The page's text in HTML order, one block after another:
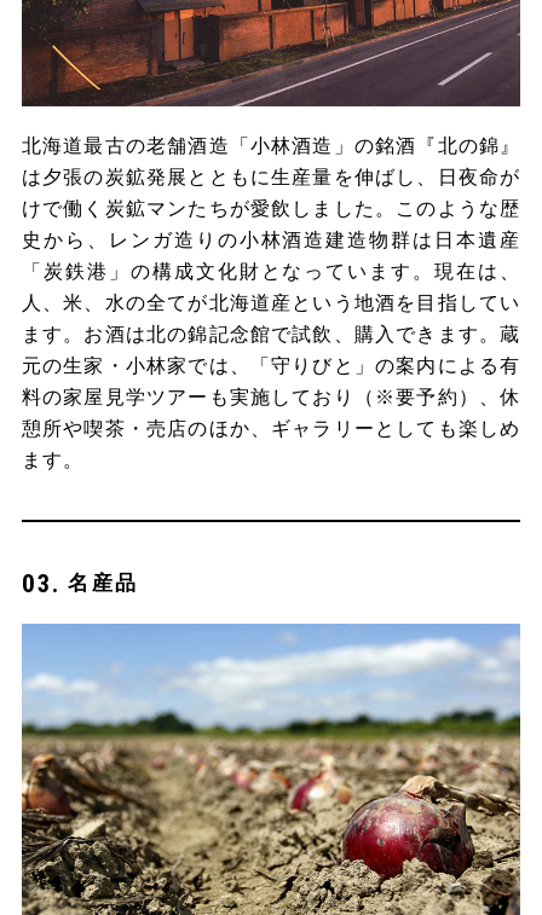
北海道最古の老舗酒造「小林酒造」の銘酒『北の錦』
は夕張の炭鉱発展とともに生産量を伸ばし、日夜命が
けで働く炭鉱マンたちが愛飲しました。このような歴
史から、レンガ造りの小林酒造建造物群は日本遺産
「炭鉄港」の構成文化財となっています。現在は、
人、米、水の全てが北海道産という地酒を目指してい
ます。お酒は北の錦記念館で試飲、購入できます。蔵
元の生家・小林家では、「守りびと」の案内による有
料の家屋見学ツアーも実施しており（※要予約）、休
憩所や喫茶・売店のほか、ギャラリーとしても楽しめ
ます。
名産品